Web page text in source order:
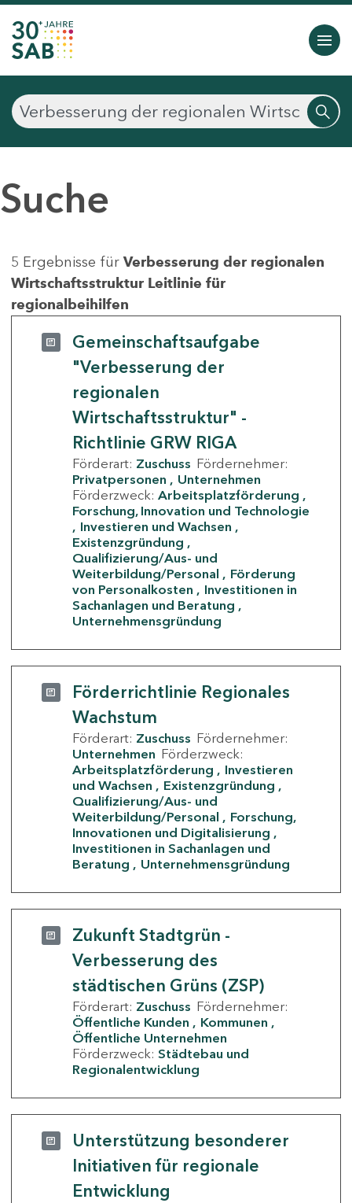
Suche
5 Ergebnisse für Verbesserung der regionalen
Wirtschaftsstruktur Leitlinie für
regionalbeihilfen
Gemeinschaftsaufgabe
"Verbesserung der
regionalen
Wirtschaftsstruktur" -
Richtlinie GRW RIGA
Förderart: Zuschuss Fördernehmer:
Privatpersonen
Unternehmen
Förderzweck: Arbeitsplatzförderung
Forschung, Innovation und Technologie
Investieren und Wachsen
Existenzgründung
Qualifizierung/Aus- und
Weiterbildung/Personal
Förderung
von Personalkosten
Investitionen in
Sachanlagen und Beratung
Unternehmensgründung
Förderrichtlinie Regionales
Wachstum
Förderart: Zuschuss Fördernehmer:
Unternehmen Förderzweck:
Arbeitsplatzförderung
Investieren
und Wachsen
Existenzgründung
Qualifizierung/Aus- und
Weiterbildung/Personal
Forschung,
Innovationen und Digitalisierung
Investitionen in Sachanlagen und
Beratung
Unternehmensgründung
Zukunft Stadtgrün -
Verbesserung des
städtischen Grüns (ZSP)
Förderart: Zuschuss Fördernehmer:
Öffentliche Kunden
Kommunen
Öffentliche Unternehmen
Förderzweck: Städtebau und
Regionalentwicklung
Unterstützung besonderer
Initiativen für regionale
Entwicklung